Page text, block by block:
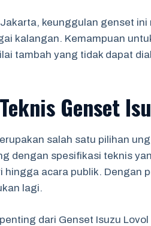
keunggulan genset
kalangan. Kemampuan
tambah yang tidak dapat
Genset
salah satu pilihan
dengan spesifikasi teknis
hingga acara publik. Dengan
lagi.
dari Genset Isuzu